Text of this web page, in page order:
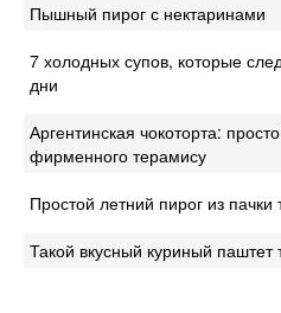
Пышный пирог с нектаринами
7 холодных супов, которые
дни
Аргентинская чокоторта:
фирменного терамису
Простой летний пирог из пачки
Такой вкусный куриный паштет